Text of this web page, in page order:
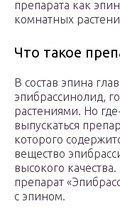
препарата как
комнатных
Что такое
В состав эпина
эпибрассинолид,
растениями. Но
выпускаться
которого
вещество
высокого
препарат
с эпином.